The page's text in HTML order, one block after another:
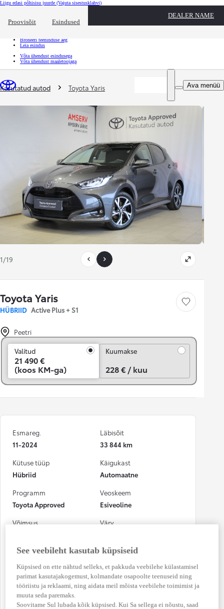
Liigu edasi põhisisu juurde (Vajuta sisestusklahvi)
Proovisõit Esindused
DEALER NAME
Kiirtee Klõpsa kiirtee ülekatte sulgemiseks
Broneeri teeninduse aeg
Leia esindus
Võta ühendust esindusega
Võta ühendust maaletoojaga
Ava menüü
Sina oled siin
Kasutatud autod Toyota Yaris
1/19
Toyota Yaris
HÜBRIID Active Plus + S1
Salvesta
Peetri
Valitud
21 490 €
(koos KM-ga)
Kuumakse
228 € / kuu
Esmareg.
11-2024
Läbisõit
33 844 km
Kütuse tüüp
Hübriid
Käigukast
Automaatne
Programm
Toyota Approved
Veoskeem
Esiveoline
Võimsus
Värv
Numbrimärk
962VHN
CO₂ heitkogus
(kombineeritud)
91 g/km
Kütusekulu
(kombineeritud)
kindlustusjuhtumis
See veebileht kasutab küpsiseid
Küpsised on ette nähtud selleks, et pakkuda veebilehe külastamisel
parimat kasutajakogemust, kolmandate osapoolte teenuseid ning
tööriistu ja reklaami, ning aidata meil mõista veebilehe toimimist ja
muuta seda paremaks.
Soovitame Sul lubada kõik küpsised. Kui Sa sellega ei nõustu, saad